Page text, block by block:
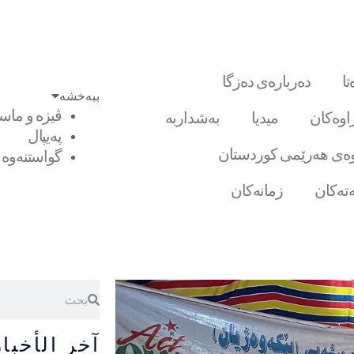
دەربارەی دەزگا
میدیا
بەشداربە
هەرێمی کوردستان
زمانەکان
ببەخشە
ڤیزە و
پەیپال
گواستنەوە
آخر